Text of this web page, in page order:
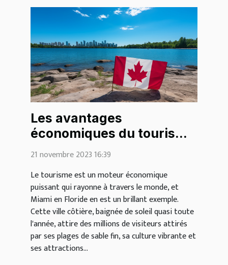
Les avantages
économiques du tourisme
à Miami pour la Floride
21 novembre 2023 16:39
Le tourisme est un moteur économique
puissant qui rayonne à travers le monde, et
Miami en Floride en est un brillant exemple.
Cette ville côtière, baignée de soleil quasi toute
l'année, attire des millions de visiteurs attirés
par ses plages de sable fin, sa culture vibrante et
ses attractions...